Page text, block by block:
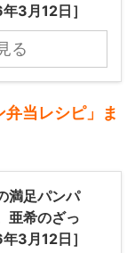
3月12日］
る
当レシピ」ま
満足パンパ
亜希のざっ
3月12日］